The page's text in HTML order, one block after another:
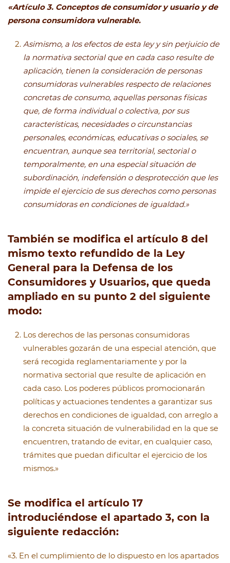
«Artículo 3. Conceptos de consumidor y usuario y de
persona consumidora vulnerable.
Asimismo, a los efectos de esta ley y sin perjuicio de
la normativa sectorial que en cada caso resulte de
aplicación, tienen la consideración de personas
consumidoras vulnerables respecto de relaciones
concretas de consumo, aquellas personas físicas
que, de forma individual o colectiva, por sus
características, necesidades o circunstancias
personales, económicas, educativas o sociales, se
encuentran, aunque sea territorial, sectorial o
temporalmente, en una especial situación de
subordinación, indefensión o desprotección que les
impide el ejercicio de sus derechos como personas
consumidoras en condiciones de igualdad.»
También se modifica el artículo 8 del
mismo texto refundido de la Ley
General para la Defensa de los
Consumidores y Usuarios, que queda
ampliado en su punto 2 del siguiente
modo:
Los derechos de las personas consumidoras
vulnerables gozarán de una especial atención, que
será recogida reglamentariamente y por la
normativa sectorial que resulte de aplicación en
cada caso. Los poderes públicos promocionarán
políticas y actuaciones tendentes a garantizar sus
derechos en condiciones de igualdad, con arreglo a
la concreta situación de vulnerabilidad en la que se
encuentren, tratando de evitar, en cualquier caso,
trámites que puedan dificultar el ejercicio de los
mismos.»
Se modifica el artículo 17
introduciéndose el apartado 3, con la
siguiente redacción:
«3. En el cumplimiento de lo dispuesto en los apartados